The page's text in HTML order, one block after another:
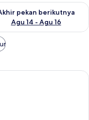
ini Agu 7 - Agu 9
pekan berikutnya
Agu 14 - Agu 16
ketersediaan untuk
meja kerja, ruang kerja